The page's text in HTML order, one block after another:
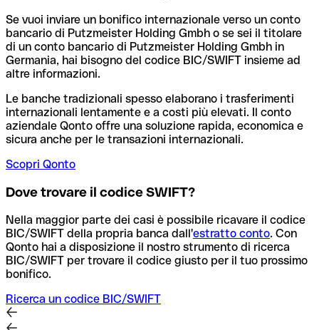
Se vuoi inviare un bonifico internazionale verso un conto
bancario di Putzmeister Holding Gmbh o se sei il titolare
di un conto bancario di Putzmeister Holding Gmbh in
Germania, hai bisogno del codice BIC/SWIFT insieme ad
altre informazioni.
Le banche tradizionali spesso elaborano i trasferimenti
internazionali lentamente e a costi più elevati. Il conto
aziendale Qonto offre una soluzione rapida, economica e
sicura anche per le transazioni internazionali.
Scopri Qonto
Dove trovare il codice SWIFT?
Nella maggior parte dei casi è possibile ricavare il codice
BIC/SWIFT della propria banca dall'estratto conto. Con
Qonto hai a disposizione il nostro strumento di ricerca
BIC/SWIFT per trovare il codice giusto per il tuo prossimo
bonifico.
Ricerca un codice BIC/SWIFT